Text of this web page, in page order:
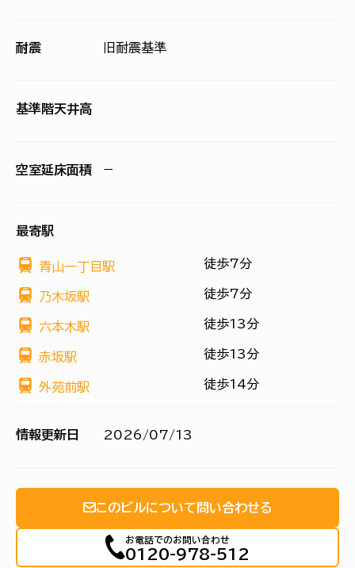
耐震 旧耐震基準
基準階天井高
空室延床面積 −
最寄駅
青山一丁目駅 徒歩7分
乃木坂駅 徒歩7分
六本木駅 徒歩13分
赤坂駅 徒歩13分
外苑前駅 徒歩14分
情報更新日 2026/07/13
このビルについて問い合わせる
お電話でのお問い合わせ
0120-978-512